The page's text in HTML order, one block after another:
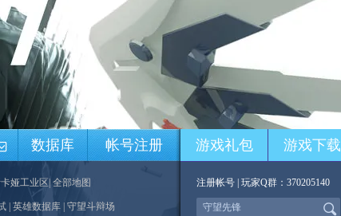
剑网3旗舰版 新天龙八部
王权与自由 诛仙世界 仙剑世界
数据库 帐号注册
娅工业区 全部地图
英雄数据库 守望斗辩场
游戏礼包 游戏下载
注册帐号 | 玩家Q群：370205140
*